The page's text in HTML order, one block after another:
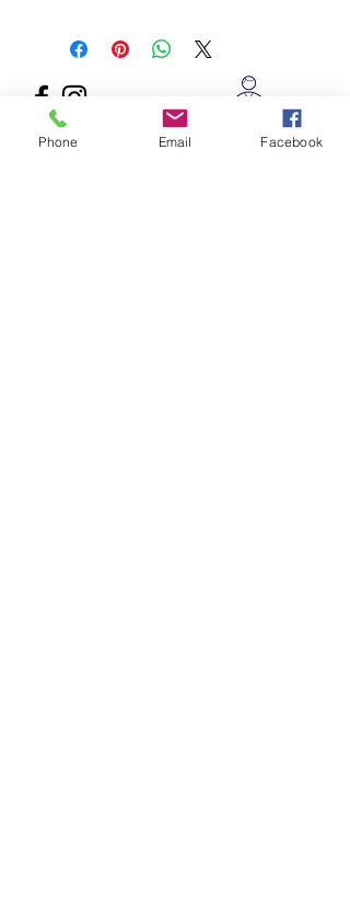
Suivez nous
les réseaux sociaux
Pimp Your Technics
l'histoire d'un
passionné
Phone Email Facebook